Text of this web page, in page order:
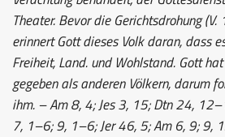
Theater. Bevor die Gerichtsdrohung
erinnert Gott dieses Volk daran, dass
Freiheit, Land. und Wohlstand. Gott
gegeben als anderen Völkern, darum
ihm. – Am 8, 4; Jes 3, 15; Dtn 24,
7, 1–6; 9, 1–6; Jer 46, 5; Am 6, 9; 9,